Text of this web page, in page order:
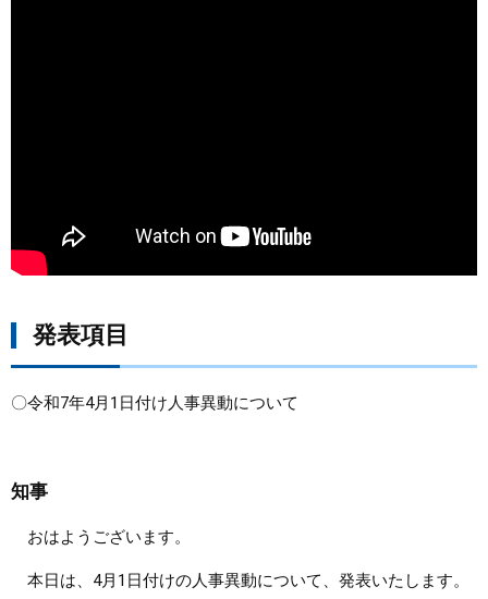
発表項目
〇令和7年4月1日付け人事異動について
知事
おはようございます。
本日は、4月1日付けの人事異動について、発表いたします。